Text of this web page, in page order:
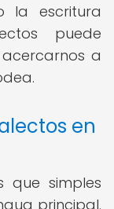
la escritura
puede
a
en
que simples
principal.